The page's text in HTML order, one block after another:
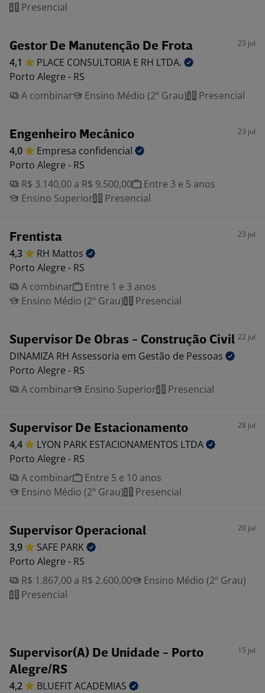
Presencial
Gestor De Manutenção De Frota 23 jul
4,1 PLACE CONSULTORIA E RH LTDA.
Porto Alegre - RS
A combinar
Ensino Médio (2º Grau) Presencial
Engenheiro Mecânico 23 jul
4,0 Empresa confidencial
Porto Alegre - RS
R$ 3.140,00 a R$ 9.500,00
Entre 3 e 5 anos
Ensino Superior
Presencial
Frentista 23 jul
4,3 RH Mattos
Porto Alegre - RS
A combinar
Entre 1 e 3 anos
Ensino Médio (2º Grau)
Presencial
Supervisor De Obras - Construção Civil 22 jul
DINAMIZA RH Assessoria em Gestão de Pessoas
Porto Alegre - RS
A combinar
Ensino Superior Presencial
Supervisor De Estacionamento 28 jul
4,4 LYON PARK ESTACIONAMENTOS LTDA
Porto Alegre - RS
A combinar
Entre 5 e 10 anos
Ensino Médio (2º Grau)
Presencial
Supervisor Operacional 20 jul
3,9 SAFE PARK
Porto Alegre - RS
R$ 1.867,00 a R$ 2.600,00
Ensino Médio (2º Grau)
Presencial
Supervisor(A) De Unidade - Porto
Alegre/RS
15 jul
4,2 BLUEFITACADEMIAS